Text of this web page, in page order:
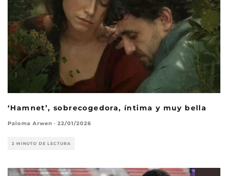
‘Hamnet’, sobrecogedora, íntima y muy bella
Paloma Arwen · 22/01/2026
2 MINUTO DE LECTURA